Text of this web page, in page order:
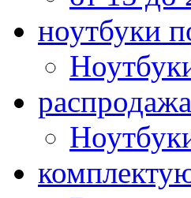
ноутбуки
распродажа